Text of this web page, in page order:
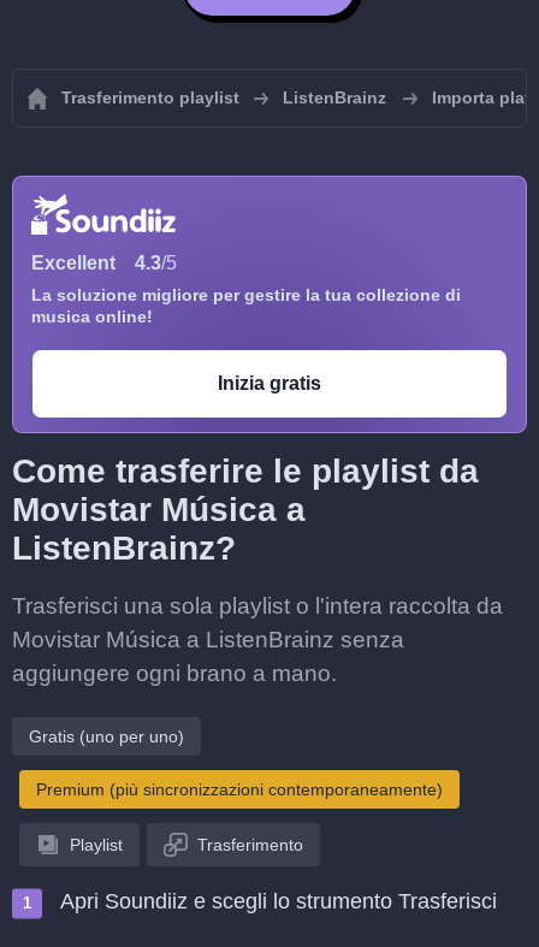
Trasferimento playlist ListenBrainz Importa
Excellent 4.3/5
La soluzione migliore per gestire la tua collezione di
musica online!
Inizia gratis
Come trasferire le playlist da
Movistar Música a
ListenBrainz?
Trasferisci una sola playlist o l'intera raccolta da
Movistar Música a ListenBrainz senza
aggiungere ogni brano a mano.
Gratis (uno per uno)
Premium (più sincronizzazioni contemporaneamente)
Playlist Trasferimento
Apri Soundiiz e scegli lo strumento Trasferisci